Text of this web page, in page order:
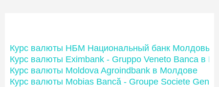
Курс валюты НБМ Национальный банк Молдовы
Курс валюты Eximbank - Gruppo Veneto Banca в
Курс валюты Moldova Agroindbank в Молдове
Курс валюты Mobias Bancă - Groupe Societe